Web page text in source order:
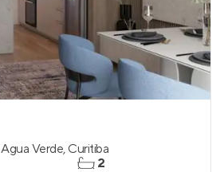
Água Verde, Curitiba
2